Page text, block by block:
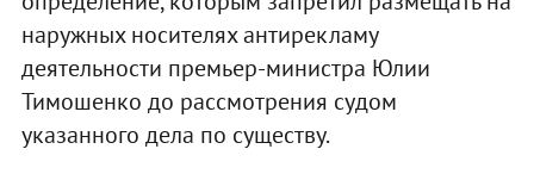
наружных носителях антирекламу
деятельности премьер-министра Юлии
Тимошенко до рассмотрения судом
указанного дела по существу.